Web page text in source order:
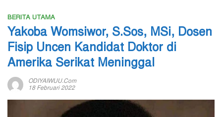
BERITA UTAMA
Yakoba Womsiwor, S.Sos, MSi, Dosen
Fisip Uncen Kandidat Doktor di
Amerika Serikat Meninggal
ODIYAIWUU.com
18 Februari 2022